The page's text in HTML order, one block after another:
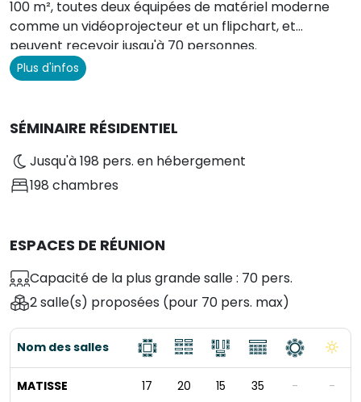
100 m², toutes deux équipées de matériel moderne
comme un vidéoprojecteur et un flipchart, et
peuvent recevoir jusqu'à 70 personnes.
Plus d'infos
SÉMINAIRE RÉSIDENTIEL
Jusqu'à 198 pers. en hébergement
198 chambres
ESPACES DE RÉUNION
Capacité de la plus grande salle : 70 pers.
2 salle(s) proposées (pour 70 pers. max)
Nom des salles
MATISSE 17 20 15 35 - -